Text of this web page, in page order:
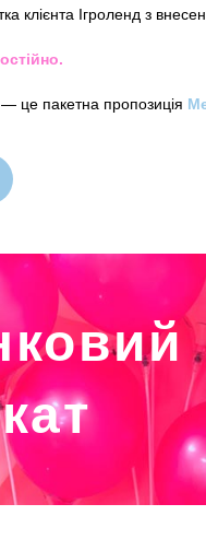
клієнта Ігроленд з
це пакетна пропозиція